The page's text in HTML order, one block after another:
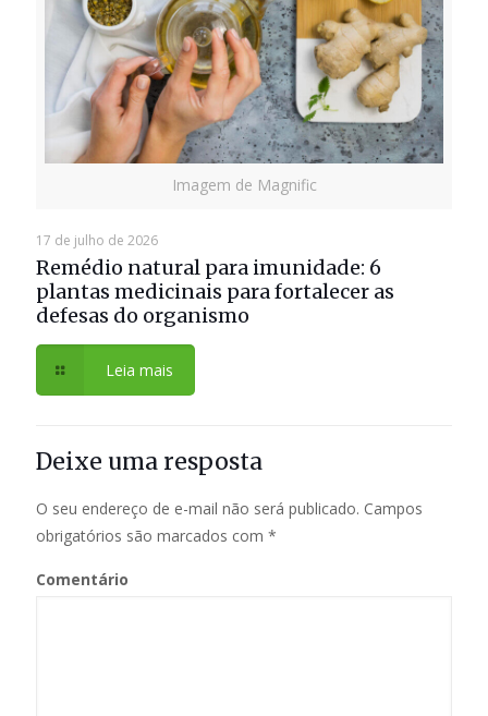
Imagem de Magnific
17 de julho de 2026
Remédio natural para imunidade: 6
plantas medicinais para fortalecer as
defesas do organismo
Leia mais
Deixe uma resposta
O seu endereço de e-mail não será publicado. Campos
obrigatórios são marcados com *
Comentário